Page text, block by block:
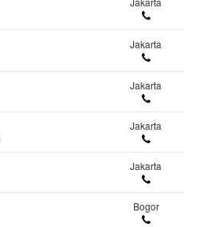
Jakarta
Jakarta
Jakarta
Jakarta
Bogor